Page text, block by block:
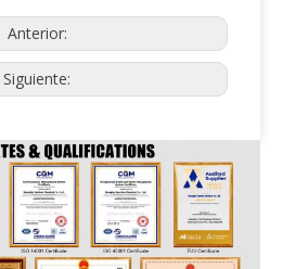
Anterior:
Siguiente: